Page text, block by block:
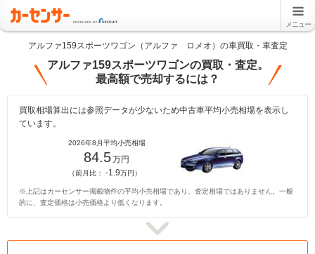
メニュー
アルファ159スポーツワゴン（アルファ ロメオ）の車買取・車査定
アルファ159スポーツワゴンの買取・査定。
最高額で売却するには？
買取相場算出には参照データが少ないため中古車平均小売相場を表示し
ています。
2026年8月平均小売相場
84.5万円
（前月比： -1.9万円）
※上記はカーセンサー掲載物件の平均小売相場であり、査定相場ではありません。一般
的に、査定価格は小売価格より低くなります。